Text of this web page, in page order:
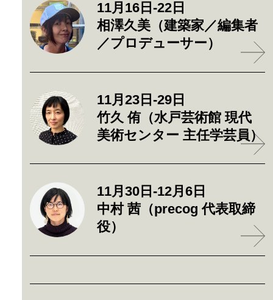
11月16日-22日
相澤久美（建築家／編集者
／プロデューサー）
11月23日-29日
竹久 侑（水戸芸術館 現代
美術センター 主任学芸員）
11月30日-12月6日
中村 茜（precog 代表取締
役）